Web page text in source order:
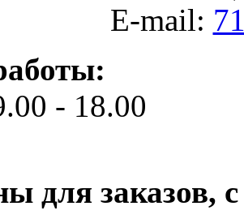
E-mail:
- 18.00
для заказов,